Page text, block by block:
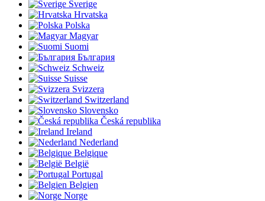
Sverige
Hrvatska
Polska
Magyar
Suomi
България
Schweiz
Suisse
Svizzera
Switzerland
Slovensko
Česká republika
Ireland
Nederland
Belgique
België
Portugal
Belgien
Norge